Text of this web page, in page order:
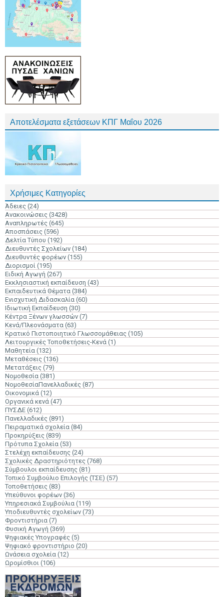
Αποτελέσματα εξετάσεων ΚΠΓ Μαΐου 2026
Χρήσιμες Κατηγορίες
Άδειες (24)
Ανακοινώσεις (3428)
Αναπληρωτές (645)
Αποσπάσεις (596)
Δελτία Τύπου (192)
Διευθυντές Σχολείων (184)
Διευθυντές φορέων (155)
Διορισμοί (195)
Ειδική Αγωγή (267)
Εκκλησιαστική εκπαίδευση (43)
Εκπαιδευτικά Θέματα (384)
Ενισχυτική Διδασκαλία (60)
Ιδιωτική Εκπαίδευση (30)
Κέντρα Ξένων γλωσσών (7)
Κενά/Πλεονάσματα (63)
Κρατικό Πιστοποιητικό Γλωσσομάθειας (105)
Λειτουργικές Τοποθετήσεις-Κενά (1)
Μαθητεία (132)
Μεταθέσεις (136)
Μετατάξεις (79)
Νομοθεσία (381)
ΝομοθεσίαΠανελλαδικές (87)
Οικονομικά (12)
Οργανικά κενά (47)
ΠΥΣΔΕ (612)
Πανελλαδικές (891)
Πειραματικά σχολεία (84)
Προκηρύξεις (839)
Πρότυπα Σχολεία (53)
Στελέχη εκπαίδευσης (24)
Σχολικές Δραστηριότητες (768)
Σύμβουλοι εκπαίδευσης (81)
Τοπικό Συμβούλιο Επιλογής (ΤΣΕ) (57)
Τοποθετήσεις (83)
Υπεύθυνοι φορέων (36)
Υπηρεσιακά Συμβούλια (119)
Υποδιευθυντές σχολείων (73)
Φροντιστήρια (7)
Φυσική Αγωγή (369)
Ψηφιακές Υπογραφές (5)
Ψηφιακό φροντιστήριο (20)
Ωνάσεια σχολεία (12)
Ωρομίσθιοι (106)